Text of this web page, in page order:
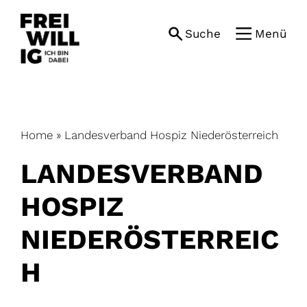
content
Suche Menü
Home » Landesverband Hospiz Niederösterreich
LANDESVERBAND
HOSPIZ
NIEDERÖSTERREIC
H